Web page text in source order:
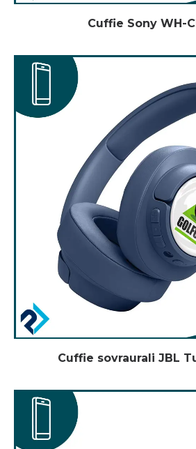
Cuffie Sony WH-
Cuffie sovraurali JBL